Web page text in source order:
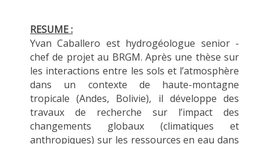
RESUME:
Yvan Caballero est hydrogéologue senior -
chef de projet au BRGM. Après une thèse sur
les interactions entre les sols et l’atmosphère
dans un contexte de haute-montagne
tropicale (Andes, Bolivie), il développe des
travaux de recherche sur l’impact des
changements globaux (climatiques et
anthropiques) sur les ressources en eau dans